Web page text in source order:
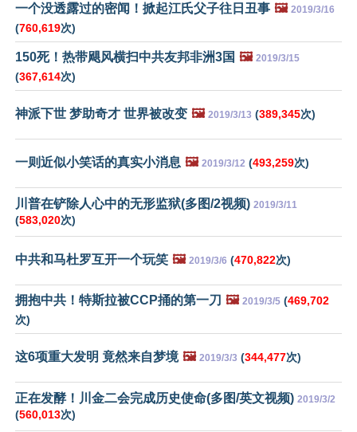
一个没透露过的密闻！掀起江氏父子往日丑事 🖼️ 2019/3/16
(760,619次)
150死！热带飓风横扫中共友邦非洲3国 🖼️ 2019/3/15
(367,614次)
神派下世 梦助奇才 世界被改变 🖼️ 2019/3/13 (389,345次)
一则近似小笑话的真实小消息 🖼️ 2019/3/12 (493,259次)
川普在铲除人心中的无形监狱(多图/2视频) 2019/3/11
(583,020次)
中共和马杜罗互开一个玩笑 🖼️ 2019/3/6 (470,822次)
拥抱中共！特斯拉被CCP捅的第一刀 🖼️ 2019/3/5 (469,702
次)
这6项重大发明 竟然来自梦境 🖼️ 2019/3/3 (344,477次)
正在发酵！川金二会完成历史使命(多图/英文视频) 2019/3/2
(560,013次)